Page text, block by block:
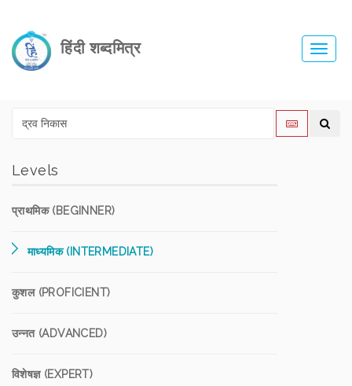
हिंदी शब्दमित्र
Levels
प्राथमिक (BEGINNER)
माध्यमिक (INTERMEDIATE)
कुशल (PROFICIENT)
उन्नत (ADVANCED)
विशेषज्ञ (EXPERT)